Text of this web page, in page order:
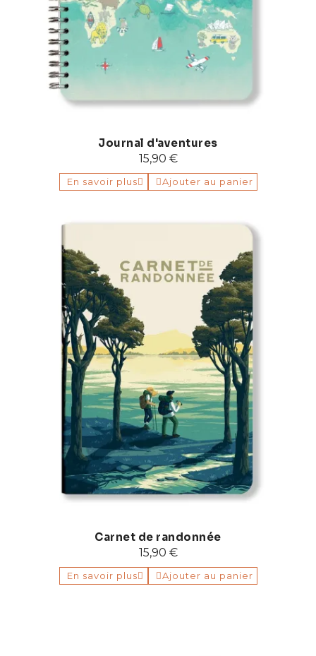
Journal d'aventures
15,90 €
En savoir plus Ajouter au panier
Carnet de randonnée
15,90 €
En savoir plus Ajouter au panier